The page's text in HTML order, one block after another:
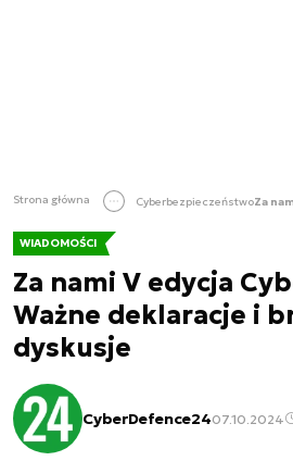
Strona główna Cyberbezpieczeństwo
WIADOMOŚCI
Za nami V edycja
Ważne deklaracje i
dyskusje
CyberDefence2407.10.2024